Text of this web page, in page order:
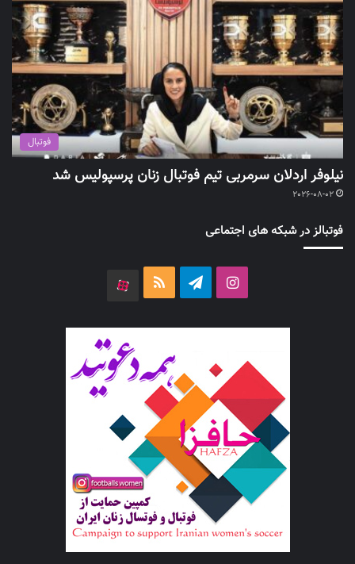
فوتبال
نیلوفر اردلان سرمربی تیم فوتبال زنان پرسپولیس شد
2026-08-02
فوتبالز در شبکه های اجتماعی
اینستاگرامتلگرام خوراک